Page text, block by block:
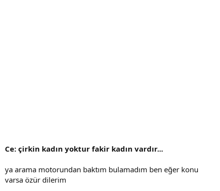
Ce: çirkin kadın yoktur fakir kadın vardır...
ya arama motorundan baktım bulamadım ben eğer konu
varsa özür dilerim